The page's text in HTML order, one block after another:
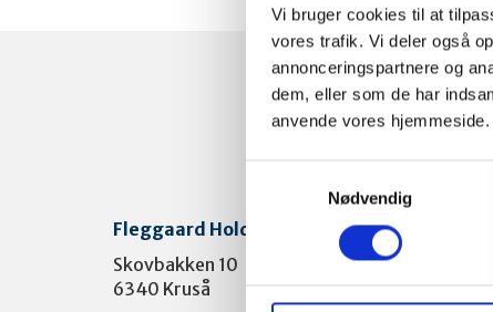
Vi bruger cookies til at
vores trafik. Vi deler også
annonceringspartnere og
dem, eller som de har
anvende vores
Nødvendig
Fleggaard Holding A/S
Skovbakken 10
6340 Kruså